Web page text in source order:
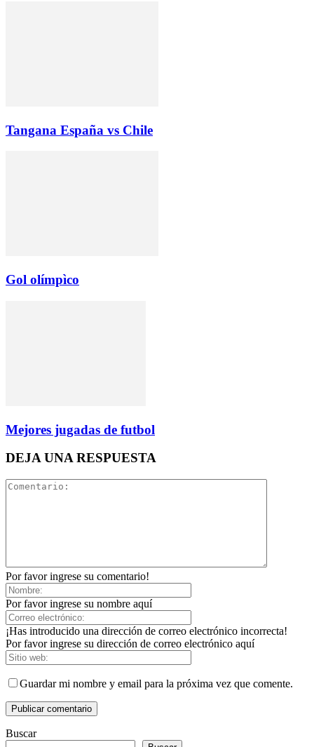
Tangana España vs Chile
Gol olímpìco
Mejores jugadas de futbol
DEJA UNA RESPUESTA
Por favor ingrese su comentario!
Por favor ingrese su nombre aquí
¡Has introducido una dirección de correo electrónico incorrecta!
Por favor ingrese su dirección de correo electrónico aquí
Guardar mi nombre y email para la próxima vez que comente.
Buscar